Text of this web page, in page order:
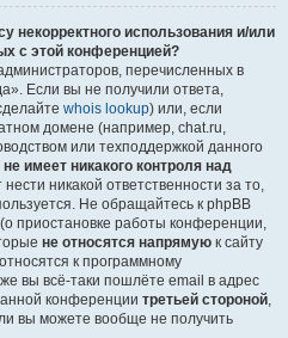
некорректного использования и/или
с этой конференцией?
перечисленных в
Если вы не получили ответа,
whois lookup) или, если
домене (например, chat.ru,
или техподдержкой данного
не имеет никакого контроля над
никакой ответственности за то,
Не обращайтесь к phpBB
приостановке работы конференции,
не относятся напрямую к сайту
к программному
вы всё-таки пошлёте email в адрес
конференции третьей стороной,
вы можете вообще не получить